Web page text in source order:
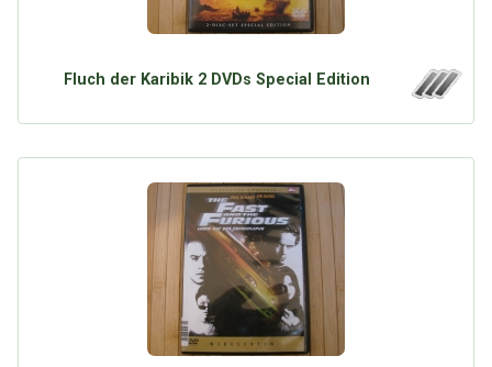
Fluch der Karibik 2 DVDs Special Edition